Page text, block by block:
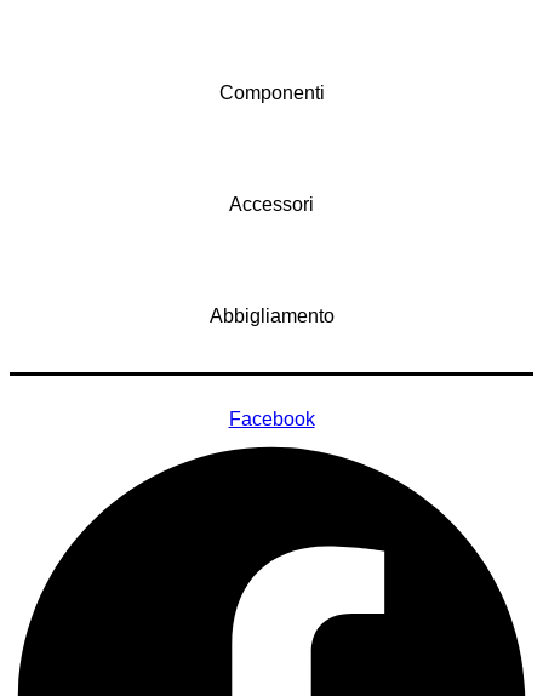
Componenti
Accessori
Abbigliamento
Facebook